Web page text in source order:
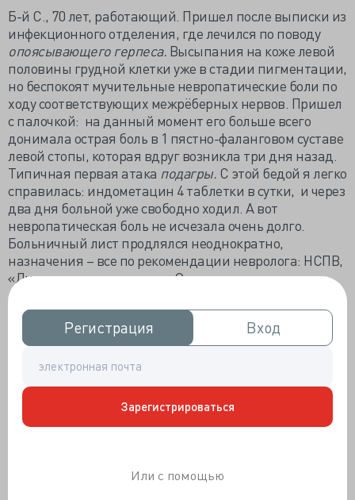
Регистрация
Регистрация Вход
Вход
Зарегистрироваться
Или с помощью
Б-й С., 70 лет, работающий. Пришел после выписки из
инфекционного отделения, где лечился по поводу
опоясывающего герпеса. Высыпания на коже левой
половины грудной клетки уже в стадии пигментации,
но беспокоят мучительные невропатические боли по
ходу соответствующих межрёберных нервов. Пришел
с палочкой: на данный момент его больше всего
донимала острая боль в 1 пястно-фаланговом суставе
левой стопы, которая вдруг возникла три дня назад.
Типичная первая атака подагры. С этой бедой я легко
справилась: индометацин 4 таблетки в сутки, и через
два дня больной уже свободно ходил. А вот
невропатическая боль не исчезала очень долго.
Больничный лист продлялся неоднократно,
назначения – все по рекомендации невролога: НСПВ,
«Лирика», микседол и т.д. Осторожно подключили
лазер. Но всё равно болевой синдром полностью не
прошёл, хоть и уменьшился. Больной решил оставить
проходила, оформляя документы на турпоездку.
Состояние удовлетворительное. Никаких жалоб. При
осмотре тоже патологии нет. Анализ крови – норма. А
на флюорограмме – значительное расширение
краевому пульмонологу Киняйкину М.Ф. Делают МРТ